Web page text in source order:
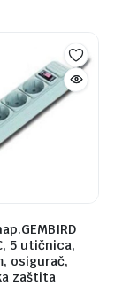
5 utičnica,
osigurač,
zaštita